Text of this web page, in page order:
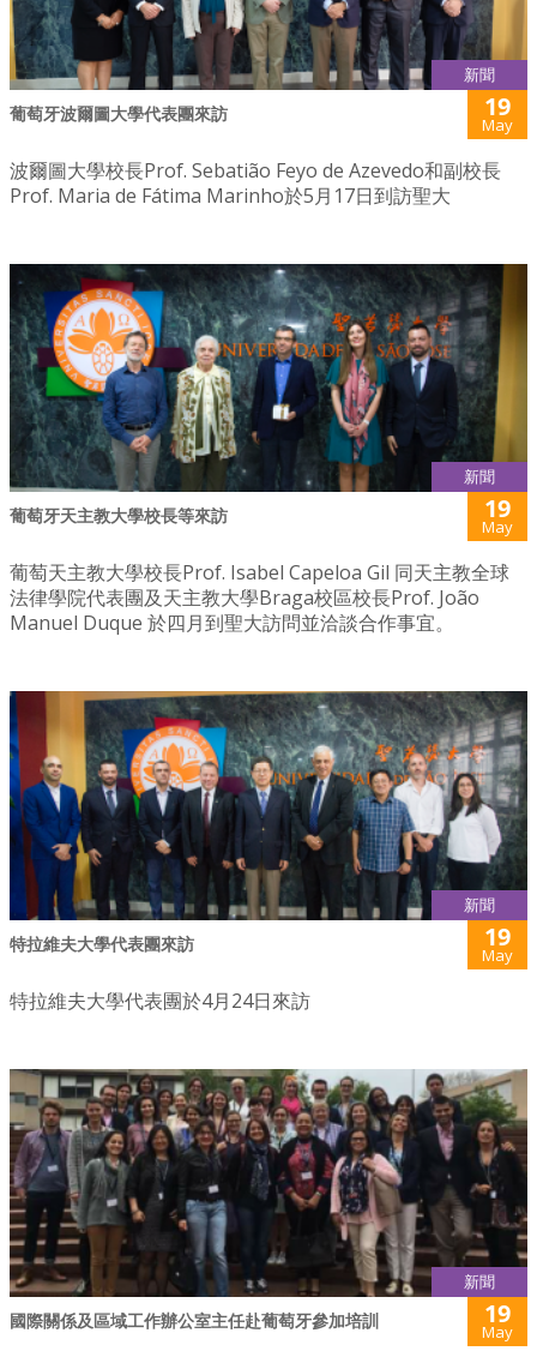
新聞
葡萄牙波爾圖大學代表團來訪 19
May
波爾圖大學校長Prof. Sebatião Feyo de Azevedo和副校長
Prof. Maria de Fátima Marinho於5月17日到訪聖大
新聞
葡萄牙天主教大學校長等來訪 19
May
葡萄天主教大學校長Prof. Isabel Capeloa Gil 同天主教全球
法律學院代表團及天主教大學Braga校區校長Prof. João
Manuel Duque 於四月到聖大訪問並洽談合作事宜。
新聞
特拉維夫大學代表團來訪 19
May
特拉維夫大學代表團於4月24日來訪
新聞
國際關係及區域工作辦公室主任赴葡萄牙參加培訓 19
May